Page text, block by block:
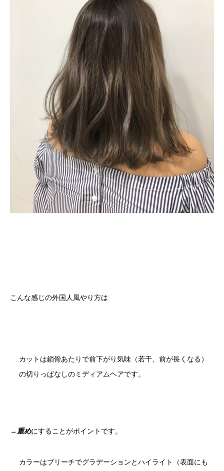
こんな感じの外国人風やり方は
カットは鎖骨あたりで前下がり気味（若干、前が長くなる）
の切りっぱなしのミディアムヘアです。
→ 重めにすることがポイントです。
カラーはブリーチでグラデーションとハイライト（表面にも